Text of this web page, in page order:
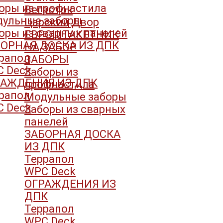
Вегасток
Царский Двор
ЕВРОШТАКЕТНИК
НА ЗАБОР
ЗАБОРЫ
Заборы из
профнастила
Модульные заборы
Заборы из сварных
панелей
ЗАБОРНАЯ ДОСКА
ИЗ ДПК
Террапол
WPC Deck
ОГРАЖДЕНИЯ ИЗ
ДПК
Террапол
из профнастила
заборы
из сварных панелей
ДОСКА ИЗ ДПК
Deck
ИЗ ДПК
Deck